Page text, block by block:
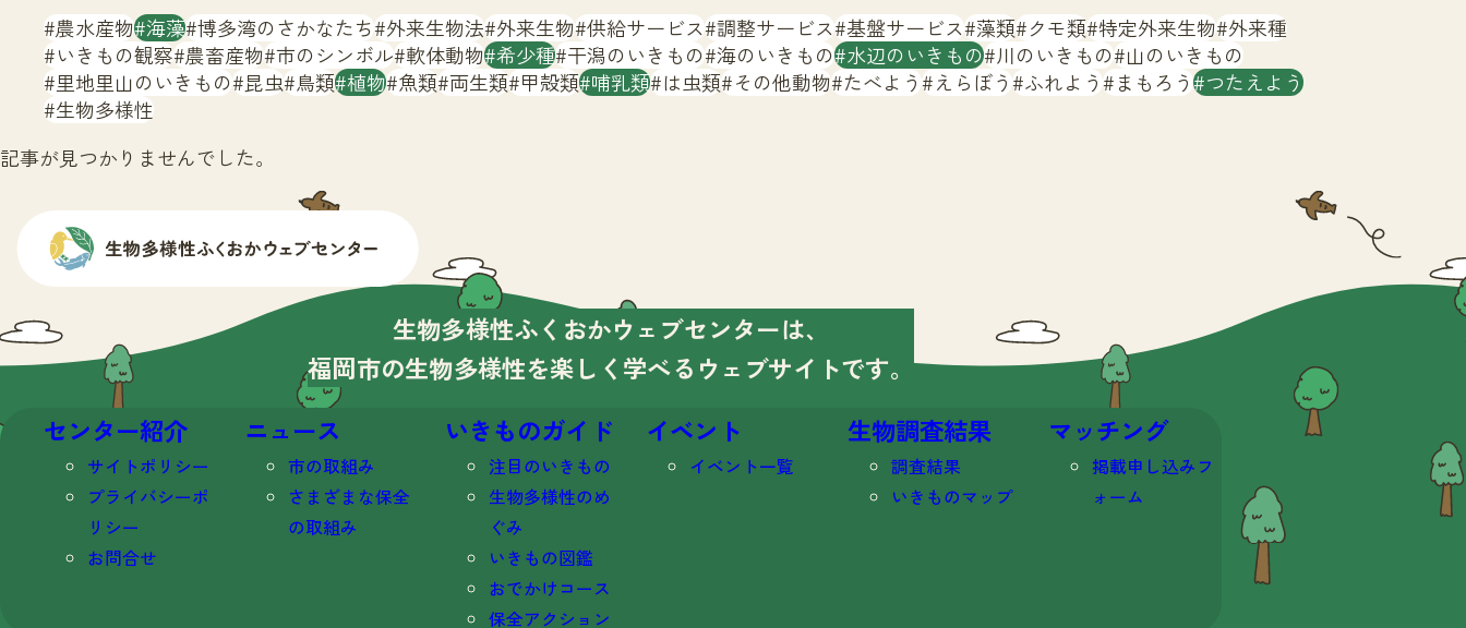
農水産物 海藻 博多湾のさかなたち 外来生物法 外来生物 供給サービス 調整サービス 基盤サービス 藻類 クモ類 特定外来生物 外来種
いきもの観察 農畜産物 市のシンボル 軟体動物 希少種 干潟のいきもの 海のいきもの 水辺のいきもの 川のいきもの 山のいきもの
里地里山のいきもの 昆虫 鳥類 植物 魚類 両生類 甲殻類 哺乳類 は虫類 その他動物 たべよう えらぼう ふれよう まもろう つたえよう
生物多様性
記事が見つかりませんでした。
生物多様性ふくおかウェブセンターは、
福岡市の生物多様性を楽しく学べる ウェブサイトです。
センター紹介
サイトポリシー
プライバシーポ
リシー
お問合せ
ニュース
市の取組み
さまざまな保全
の取組み
いきものガイド
注目のいきもの
生物多様性のめ
ぐみ
いきもの図鑑
おでかけコース
保全アクション
イベント
イベント一覧
生物調査結果
調査結果
いきものマップ
マッチング
掲載申し込みフ
ォーム